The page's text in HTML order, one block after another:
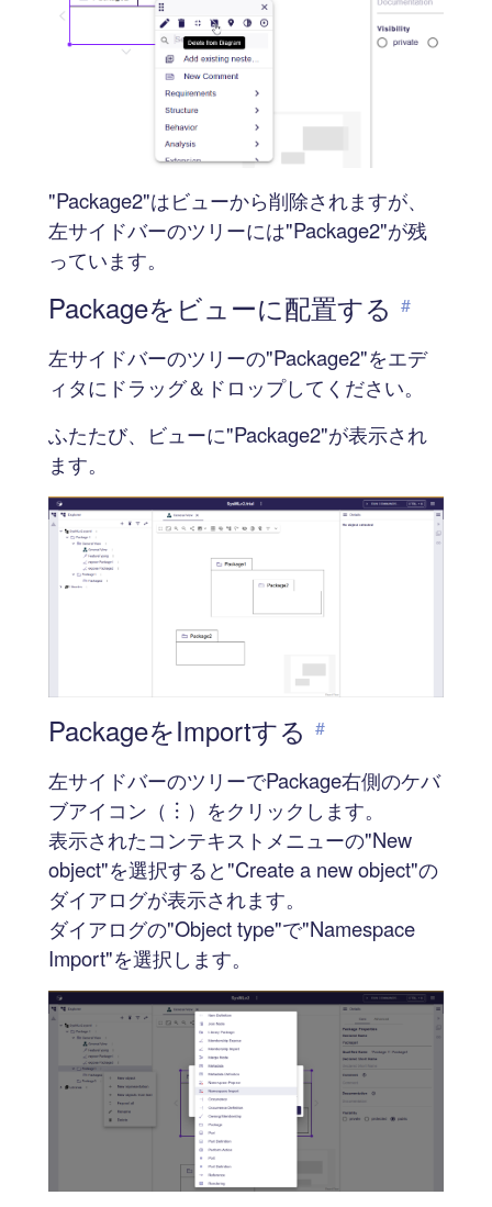
"Package2"はビューから削除されますが、
左サイドバーのツリーには"Package2"が残
っています。
Packageをビューに配置する #
左サイドバーのツリーの"Package2"をエデ
ィタにドラッグ＆ドロップしてください。
ふたたび、ビューに"Package2"が表示され
ます。
PackageをImportする #
左サイドバーのツリーでPackage右側のケバ
ブアイコン（︙）をクリックします。
表示されたコンテキストメニューの"New
object"を選択すると"Create a new object"の
ダイアログが表示されます。
ダイアログの"Object type"で"Namespace
Import"を選択します。